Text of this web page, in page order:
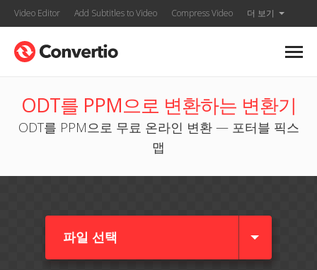
Video Editor Add Subtitles to Video Compress Video 더 보기
ODT를 PPM으로 변환하는 변환기
ODT를 PPM으로 무료 온라인 변환 — 포터블 픽스
맵
파일 선택